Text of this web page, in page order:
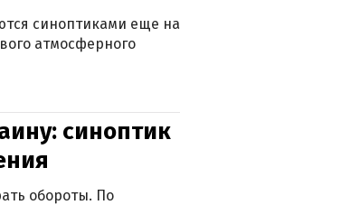
синоптиками еще на
атмосферного
синоптик
обороты. По